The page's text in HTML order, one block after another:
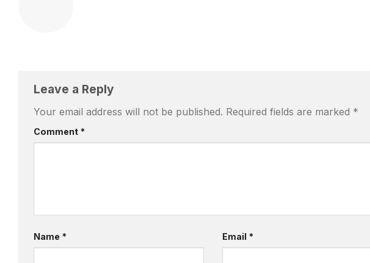
Leave a Reply
Your email address will not be published. Required fields are marked *
Comment *
Name * Email *